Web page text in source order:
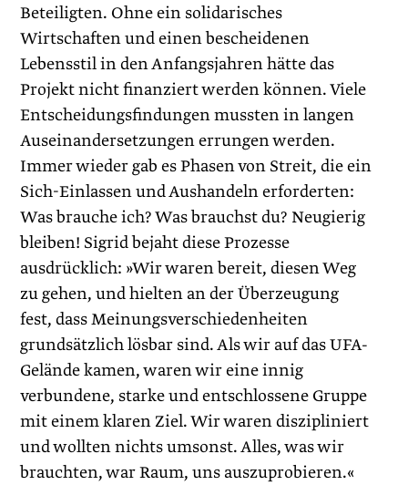
Beteiligten. Ohne ein solidarisches
Wirtschaften und einen bescheidenen
Lebensstil in den Anfangsjahren hätte das
Projekt nicht finanziert werden können. Viele
Entscheidungsfindungen mussten in langen
Auseinandersetzungen errungen werden.
Immer wieder gab es Phasen von Streit, die ein
Sich-Einlassen und Aushandeln erforderten:
Was brauche ich? Was brauchst du? Neugierig
bleiben! Sigrid bejaht diese Prozesse
ausdrücklich: »Wir waren bereit, diesen Weg
zu gehen, und hielten an der Überzeugung
fest, dass Meinungsverschiedenheiten
grundsätzlich lösbar sind. Als wir auf das UFA-
Gelände kamen, waren wir eine innig
verbundene, starke und entschlossene Gruppe
mit einem klaren Ziel. Wir waren diszipliniert
und wollten nichts umsonst. Alles, was wir
brauchten, war Raum, uns auszuprobieren.«